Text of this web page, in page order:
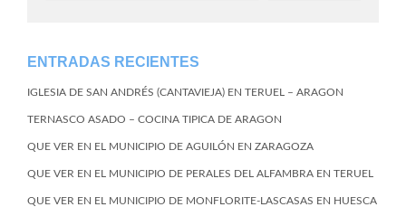
ENTRADAS RECIENTES
IGLESIA DE SAN ANDRÉS (CANTAVIEJA) EN TERUEL – ARAGON
TERNASCO ASADO – COCINA TIPICA DE ARAGON
QUE VER EN EL MUNICIPIO DE AGUILÓN EN ZARAGOZA
QUE VER EN EL MUNICIPIO DE PERALES DEL ALFAMBRA EN TERUEL
QUE VER EN EL MUNICIPIO DE MONFLORITE-LASCASAS EN HUESCA